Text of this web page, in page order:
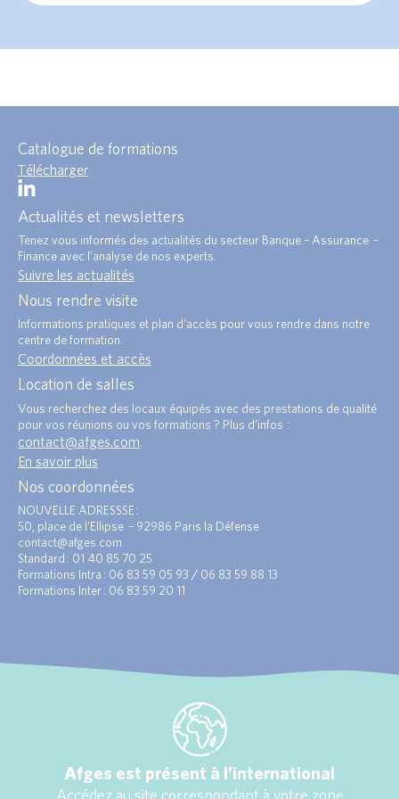
Catalogue de formations
Télécharger
Actualités et newsletters
Tenez vous informés des actualités du secteur Banque – Assurance –
Finance avec l’analyse de nos experts.
Suivre les actualités
Nous rendre visite
Informations pratiques et plan d’accès pour vous rendre dans notre
centre de formation.
Coordonnées et accès
Location de salles
Vous recherchez des locaux équipés avec des prestations de qualité
pour vos réunions ou vos formations ? Plus d’infos :
contact@afges.com
En savoir plus
Nos coordonnées
NOUVELLE ADRESSSE :
50, place de l’Ellipse – 92986 Paris la Défense
contact@afges.com
Standard : 01 40 85 70 25
Formations Intra : 06 83 59 05 93 / 06 83 59 88 13
Formations Inter : 06 83 59 20 11
Afges est présent à l’international
Accédez au site correspondant à votre zone